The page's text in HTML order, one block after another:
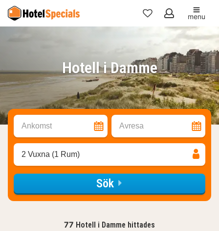
Mina
favoriter
menu
Hotell i Damme
Ankomst Avresa
2 Vuxna (1 Rum)
Sök
77 Hotell i Damme hittades